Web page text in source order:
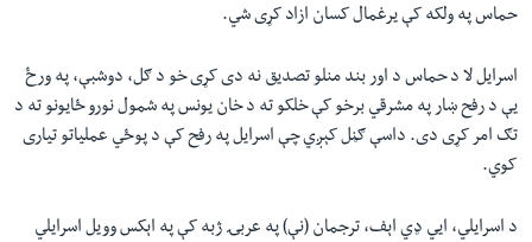
حماس په ولکه کې یرغمال کسان ازاد کړی شي.
اسرایل لا د حماس د اور بند منلو تصدیق نه دی کړی خو د ګل، دوشبې، په ورځ
يې د رفح ښار په مشرقي برخو کې خلکو ته د خان یونس په شمول نورو ځایونو ته د
تګ امر کړی دی. داسې ګڼل کېږي چې اسرایل په رفح کې د پوځي عملیاتو تیاری
کوي.
د اسرایلي، ايي ډي اېف، ترجمان (نې) په عربۍ ژبه کې په اېکس وویل اسرایلي